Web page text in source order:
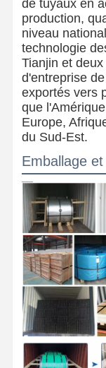
de tuyaux en
production,
niveau
technologie
Tianjin et
d'entreprise
exportés vers
que
Europe,
du Sud-Est.
Emballage